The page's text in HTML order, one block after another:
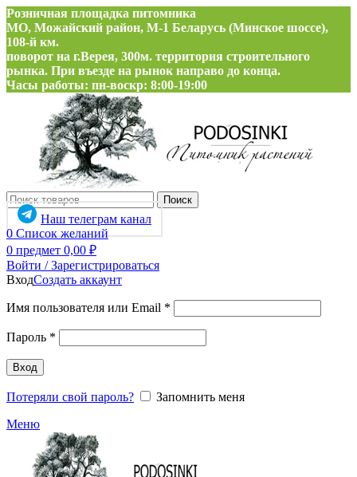
Розничная площадка питомника
МО, Можайский район, М-1 Беларусь (Минское шоссе),
108-й км.
поворот на г.Верея, 300м. территория строительного
рынка. При въезде на рынок направо до конца.
Часы работы: пн-воскр: 8:00-19:00
Поиск
Наш телеграм канал
0 Список желаний
0 предмет 0,00 ₽
Войти / Зарегистрироваться
ВходСоздать аккаунт
Имя пользователя или Email *
Пароль *
Вход
Потеряли свой пароль?
Запомнить меня
Меню